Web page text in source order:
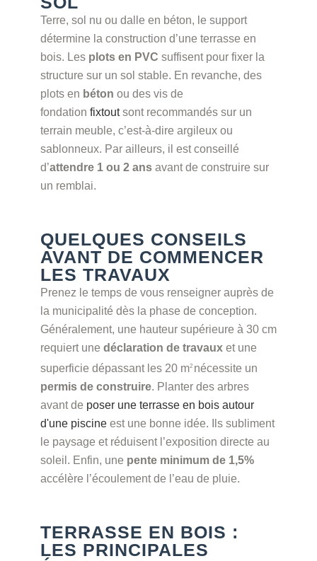
Terre, sol nu ou dalle en béton, le support
détermine la construction d’une terrasse en
bois. Les plots en PVC suffisent pour fixer la
structure sur un sol stable. En revanche, des
plots en béton ou des vis de
fondation fixtoutsont recommandés sur un
terrain meuble, c’est-à-dire argileux ou
sablonneux. Par ailleurs, il est conseillé
d’attendre 1 ou 2 ansavant de construire sur
un remblai.
QUELQUES CONSEILS
AVANT DE COMMENCER
LES TRAVAUX
Prenez le temps de vous renseigner auprès de
la municipalité dès la phase de conception.
Généralement, une hauteur supérieure à 30 cm
requiert une déclaration de travaux et une
superficie dépassant les 20 m2 nécessite un
permis de construire. Planter des arbres
avant de poser une terrasse en bois autour
d'une piscineest une bonne idée. Ils subliment
le paysage et réduisent l’exposition directe au
soleil. Enfin, une pente minimum de 1,5%
accélère l’écoulement de l’eau de pluie.
TERRASSE EN BOIS :
LES PRINCIPALES